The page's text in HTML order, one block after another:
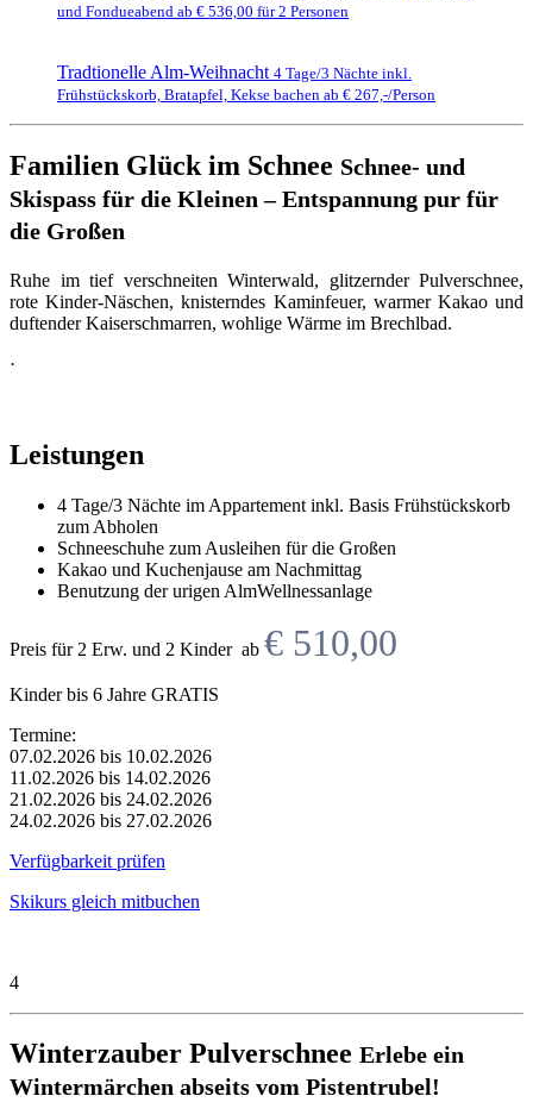
und Fondueabend ab € 536,00 für 2 Personen
Tradtionelle Alm-Weihnacht 4 Tage/3 Nächte inkl.
Frühstückskorb, Bratapfel, Kekse bachen ab € 267,-/Person
Familien Glück im Schnee Schnee- und
Skispass für die Kleinen – Entspannung pur für
die Großen
Ruhe im tief verschneiten Winterwald, glitzernder Pulverschnee,
rote Kinder-Näschen, knisterndes Kaminfeuer, warmer Kakao und
duftender Kaiserschmarren, wohlige Wärme im Brechlbad.
·
Leistungen
4 Tage/3 Nächte im Appartement inkl. Basis Frühstückskorb
zum Abholen
Schneeschuhe zum Ausleihen für die Großen
Kakao und Kuchenjause am Nachmittag
Benutzung der urigen AlmWellnessanlage
Preis für 2 Erw. und 2 Kinder ab € 510,00
Kinder bis 6 Jahre GRATIS
Termine:
07.02.2026 bis 10.02.2026
11.02.2026 bis 14.02.2026
21.02.2026 bis 24.02.2026
24.02.2026 bis 27.02.2026
Verfügbarkeit prüfen
Skikurs gleich mitbuchen
4
Winterzauber Pulverschnee Erlebe ein
Wintermärchen abseits vom Pistentrubel!